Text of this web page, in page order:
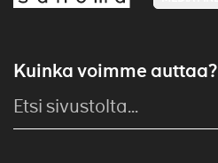
Kuinka voimme auttaa?